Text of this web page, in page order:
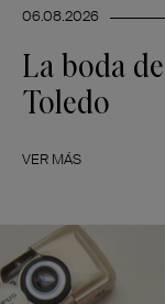
06.08.2026
La boda
Toledo
VER MÁS